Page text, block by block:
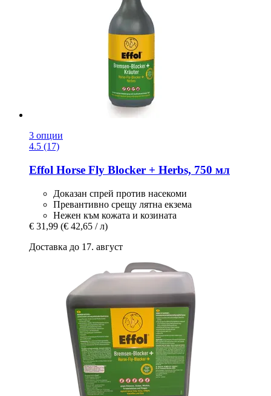
3 опции
4.5 (17)
Effol Horse Fly Blocker + Herbs, 750 мл
Доказан спрей против насекоми
Превантивно срещу лятна екзема
Нежен към кожата и козината
€ 31,99 (€ 42,65 / л)
Доставка до 17. август